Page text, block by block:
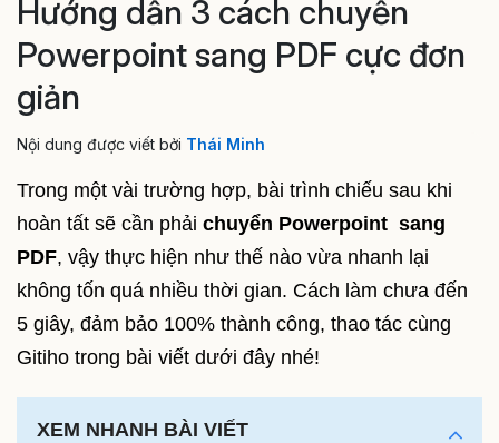
Hướng dẫn 3 cách chuyển
Powerpoint sang PDF cực đơn
giản
Nội dung được viết bởi Thái Minh
Trong một vài trường hợp, bài trình chiếu sau khi
hoàn tất sẽ cần phải chuyển Powerpoint sang
PDF, vậy thực hiện như thế nào vừa nhanh lại
không tốn quá nhiều thời gian. Cách làm chưa đến
5 giây, đảm bảo 100% thành công, thao tác cùng
Gitiho trong bài viết dưới đây nhé!
XEM NHANH BÀI VIẾT